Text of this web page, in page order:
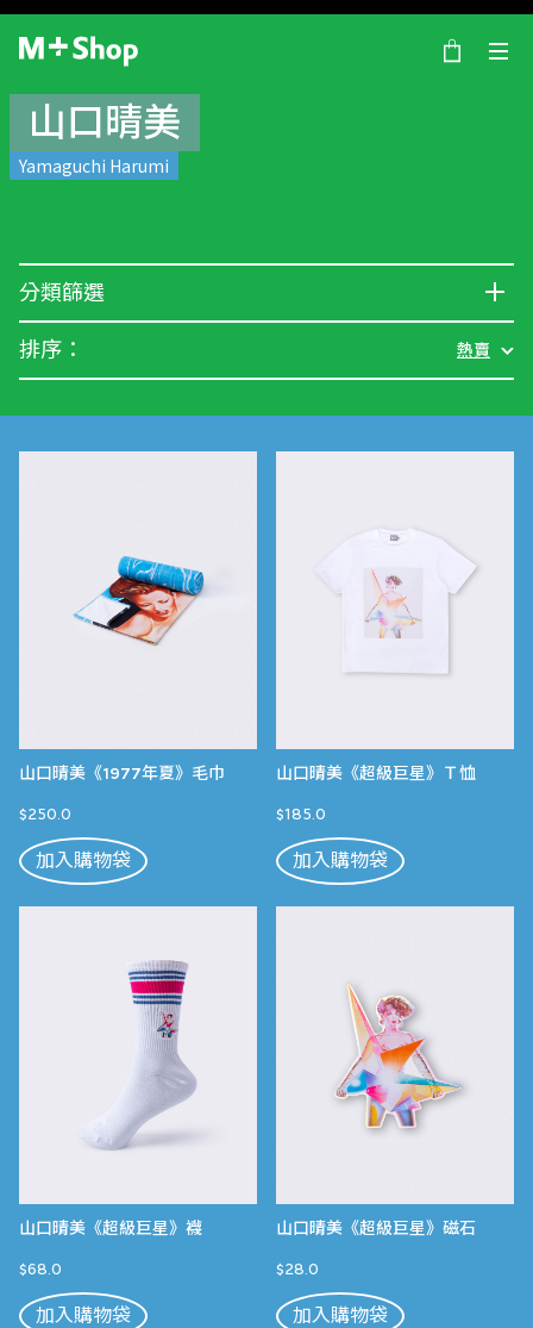
×
M+ Shop
山口晴美
Yamaguchi Harumi
分類篩選
排序： 熱賣
山口晴美《1977年夏》毛巾
$250.0
加入購物袋
山口晴美《超級巨星》Ｔ恤
$185.0
加入購物袋
山口晴美《超級巨星》襪
$68.0
加入購物袋
山口晴美《超級巨星》磁石
$28.0
加入購物袋